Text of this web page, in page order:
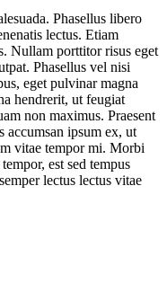
Phasellus libero
lectus. Etiam
Nullam porttitor risus eget
Phasellus vel nisi
eget pulvinar magna
hendrerit, ut feugiat
non maximus. Praesent
accumsan ipsum ex, ut
vitae tempor mi. Morbi
est sed tempus
lectus lectus vitae